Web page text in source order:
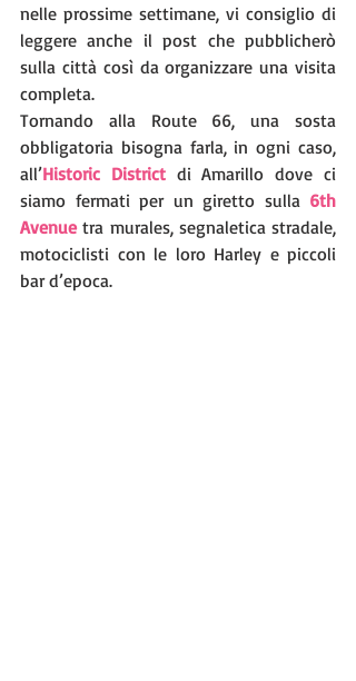
nelle prossime settimane, vi consiglio di
leggere anche il post che pubblicherò
sulla città così da organizzare una visita
completa.
Tornando alla Route 66, una sosta
obbligatoria bisogna farla, in ogni caso,
all’Historic District di Amarillo dove ci
siamo fermati per un giretto sulla 6th
Avenue tra murales, segnaletica stradale,
motociclisti con le loro Harley e piccoli
bar d’epoca.